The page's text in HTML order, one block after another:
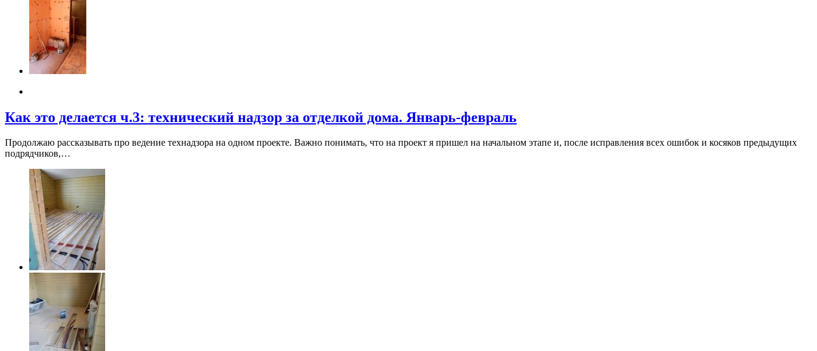
Как это делается ч.3: технический надзор за отделкой дома. Январь-февраль
Продолжаю рассказывать про ведение технадзора на одном проекте. Важно понимать, что на проект я пришел на начальном этапе и, после исправления всех ошибок и косяков предыдущих
подрядчиков,…